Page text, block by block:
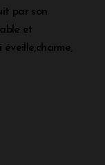
par son
et